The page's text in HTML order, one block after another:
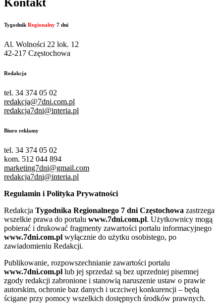
Tygodnik Regionalny 7 dni
Al. Wolności 22 lok. 12
42-217 Częstochowa
Redakcja
tel. 34 374 05 02
redakcja@7dni.com.pl
redakcja7dni@interia.pl
Biuro reklamy
tel. 34 374 05 02
kom. 512 044 894
marketing7dni@gmail.com
redakcja7dni@interia.pl
Regulamin i Polityka Prywatności
Redakcja Tygodnika Regionalnego 7 dni Częstochowa zastrzega
wszelkie prawa do portalu www.7dni.com.pl. Użytkownicy mogą
pobierać i drukować fragmenty zawartości portalu informacyjnego
www.7dni.com.pl wyłącznie do użytku osobistego, po
zawiadomieniu Redakcji.
Publikowanie, rozpowszechnianie zawartości portalu
www.7dni.com.pl lub jej sprzedaż są bez uprzedniej pisemnej
zgody redakcji zabronione i stanowią naruszenie ustaw o prawie
autorskim, ochronie baz danych i uczciwej konkurencji – będą
ścigane przy pomocy wszelkich dostępnych środków prawnych.